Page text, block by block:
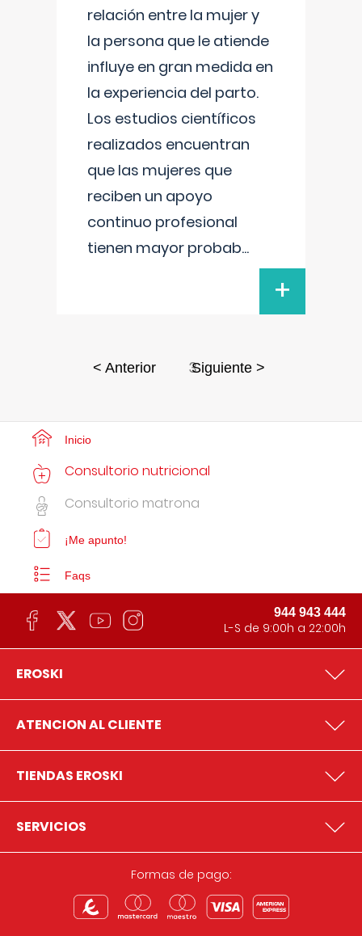
relación entre la mujer y
la persona que le atiende
influye en gran medida en
la experiencia del parto.
Los estudios científicos
realizados encuentran
que las mujeres que
reciben un apoyo
continuo profesional
tienen mayor probab...
+
< Anterior 3Siguiente >
Inicio
Consultorio nutricional
Consultorio matrona
¡Me apunto!
Faqs
944 943 444
L-S de 9:00h a 22:00h
EROSKI
ATENCION AL CLIENTE
TIENDAS EROSKI
SERVICIOS
Formas de pago: